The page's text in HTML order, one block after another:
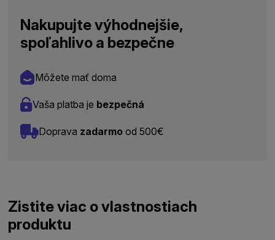
Nakupujte výhodnejšie,
spoľahlivo a bezpečne
Môžete mať doma
Vaša platba je bezpečná
Doprava zadarmo od 500€
Zistite viac o vlastnostiach
produktu